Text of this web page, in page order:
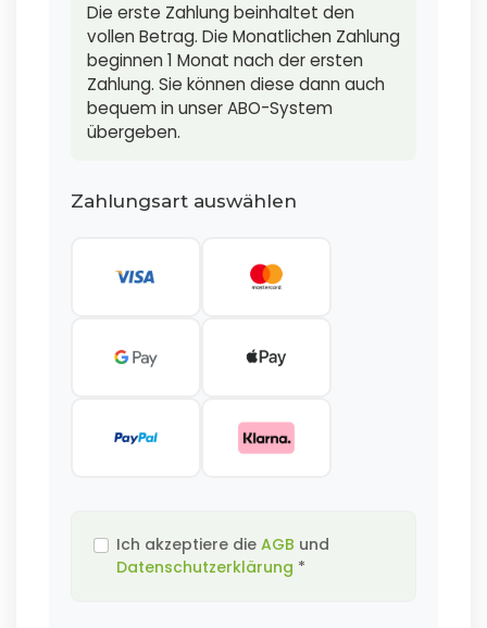
Die erste Zahlung beinhaltet den
vollen Betrag. Die Monatlichen Zahlung
beginnen 1 Monat nach der ersten
Zahlung. Sie können diese dann auch
bequem in unser ABO-System
übergeben.
Zahlungsart auswählen
Ich akzeptiere die AGB und
Datenschutzerklärung *